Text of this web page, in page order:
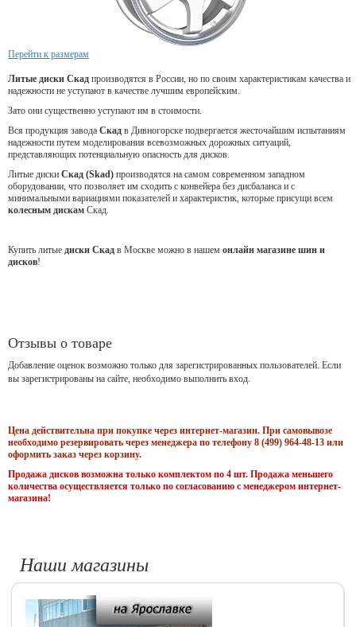
Перейти к размерам
Литые диски Скад производятся в России, но по своим характеристикам качества и
надежности не уступают в качестве лучшим европейским.
Зато они существенно уступают им в стоимости.
Вся продукция завода Скад в Дивногорске подвергается жесточайшим испытаниям
надежности путем моделирования всевозможных дорожных ситуаций,
представляющих потенциальную опасность для дисков.
Литые диски Скад (Skad) производятся на самом современном западном
оборудовании, что позволяет им сходить с конвейера без дисбаланса и с
минимальными вариациями показателей и характеристик, которые присущи всем
колесным дискам Скад.
Купить литые диски Скад в Москве можно в нашем онлайн магазине шин и
дисков!
Отзывы о товаре
Добавление оценок возможно только для зарегистрированных пользователей. Если
вы зарегистрированы на сайте, необходимо выполнить вход.
Цена действительна при покупке через интернет-магазин. При самовывозе
необходимо резервировать через менеджера по телефону 8 (499) 964-48-13 или
оформить заказ через корзину.
Продажа дисков возможна только комплектом по 4 шт. Продажа меньшего
количества осуществляется только по согласованию с менеджером интернет-
магазина!
Наши магазины